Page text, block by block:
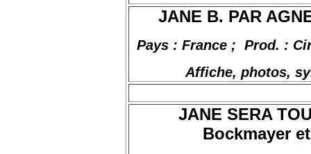
JANE B. PAR
Pays : France ; Prod. :
Affiche, photos,
JANE SERA
Bockmayer